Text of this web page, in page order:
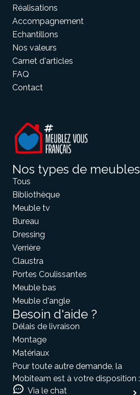
Réalisations
Accompagnement
Echantillons
Nos valeurs
Carnet d'articles
FAQ
Contact
Nos types de meubles
Tous
Bibliothèque
Meuble tv
Bureau
Dressing
Verrière
Claustra
Portes Coulissantes
Meuble bas
Meuble d'angle
Besoin d'aide ?
Délais de livraison
Montage
Matériaux
Pour toute autre demande, la
Mobiteam est à votre disposition :
Via le chat